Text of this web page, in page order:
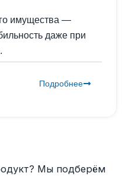
имущества —
даже при
Подробнее
Мы подберём